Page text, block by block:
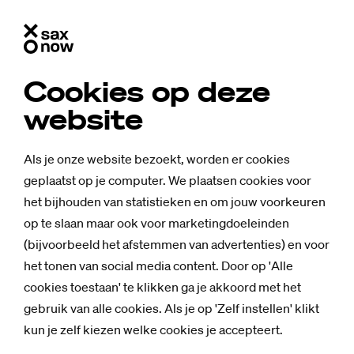
Cookies op deze
website
Als je onze website bezoekt, worden er cookies
geplaatst op je computer. We plaatsen cookies voor
het bijhouden van statistieken en om jouw voorkeuren
op te slaan maar ook voor marketingdoeleinden
(bijvoorbeeld het afstemmen van advertenties) en voor
het tonen van social media content. Door op 'Alle
cookies toestaan' te klikken ga je akkoord met het
gebruik van alle cookies. Als je op 'Zelf instellen' klikt
kun je zelf kiezen welke cookies je accepteert.